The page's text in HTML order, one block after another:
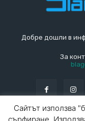
Добре дошли в
За
Сайтът използва